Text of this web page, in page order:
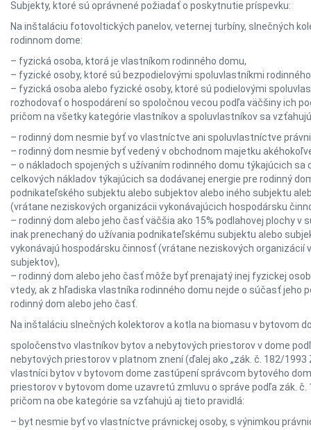
Subjekty, ktoré sú oprávnené požiadať o poskytnutie príspevku:
Na inštaláciu fotovoltických panelov, veternej turbíny, slnečných
rodinnom dome:
– fyzická osoba, ktorá je vlastníkom rodinného domu,
– fyzické osoby, ktoré sú bezpodielovými spoluvlastníkmi
– fyzická osoba alebo fyzické osoby, ktoré sú podielovými
rozhodovať o hospodárení so spoločnou vecou podľa väčšiny ich
pričom na všetky kategórie vlastníkov a spoluvlastníkov sa
– rodinný dom nesmie byť vo vlastníctve ani spoluvlastníctve
– rodinný dom nesmie byť vedený v obchodnom majetku
– o nákladoch spojených s užívaním rodinného domu týkajúcich sa
celkových nákladov týkajúcich sa dodávanej energie pre rodinný
podnikateľského subjektu alebo subjektov alebo iného subjektu
(vrátane neziskových organizácii vykonávajúcich hospodársku
– rodinný dom alebo jeho časť väčšia ako 15% podlahovej plochy
inak prenechaný do užívania podnikateľskému subjektu alebo
vykonávajú hospodársku činnosť (vrátane neziskových
subjektov),
– rodinný dom alebo jeho časť môže byť prenajatý inej fyzickej
vtedy, ak z hľadiska vlastníka rodinného domu nejde o súčasť
rodinný dom alebo jeho časť.
Na inštaláciu slnečných kolektorov a kotla na biomasu v bytovom
spoločenstvo vlastníkov bytov a nebytových priestorov v dome
nebytových priestorov v platnom znení (ďalej ako „zák. č. 182/1993
vlastníci bytov v bytovom dome zastúpení správcom bytového
priestorov v bytovom dome uzavretú zmluvu o správe podľa zák. č.
pričom na obe kategórie sa vzťahujú aj tieto pravidlá:
– byt nesmie byť vo vlastníctve právnickej osoby, s výnimkou